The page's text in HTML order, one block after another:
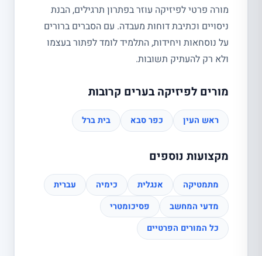
מורה פרטי לפיזיקה עוזר בפתרון תרגילים, הבנת
ניסויים וכתיבת דוחות מעבדה. עם הסברים ברורים
על נוסחאות ויחידות, התלמיד לומד לפתור בעצמו
ולא רק להעתיק תשובות.
מורים לפיזיקה בערים קרובות
ראש העין כפר סבא בית ברל
מקצועות נוספים
מתמטיקה אנגלית כימיה
עברית
מדעי המחשב
פסיכומטרי
כל המורים הפרטיים